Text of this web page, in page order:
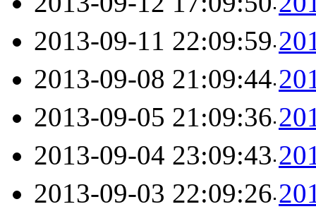
2013-09-11 22:09:59
2013-09-08 21:09:44
2013-09-05 21:09:36
2013-09-04 23:09:43
2013-09-03 22:09:26